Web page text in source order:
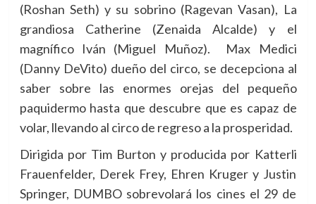
(Roshan Seth) y su sobrino (Ragevan Vasan), La
grandiosa Catherine (Zenaida Alcalde) y el
magnífico Iván (Miguel Muñoz). Max Medici
(Danny DeVito) dueño del circo, se decepciona al
saber sobre las enormes orejas del pequeño
paquidermo hasta que descubre que es capaz de
volar, llevando al circo de regreso a la prosperidad.
Dirigida por Tim Burton y producida por Katterli
Frauenfelder, Derek Frey, Ehren Kruger y Justin
Springer, DUMBO sobrevolará los cines el 29 de